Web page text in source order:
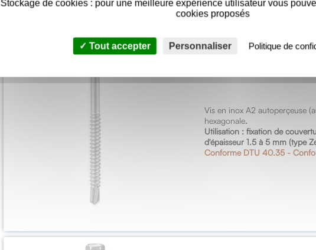
VIS INOX TH
Vis en inox A2 autoperçeuse
hexagonale.
Utilisation : fixation de
d'épaisseur 1.5 à 5 mm (type
Conforme DTU 40.35 -
Stockage de cookies : pour une meilleure expérience utilisateur vous
cookies proposés
Tout accepter Personnaliser Politique de